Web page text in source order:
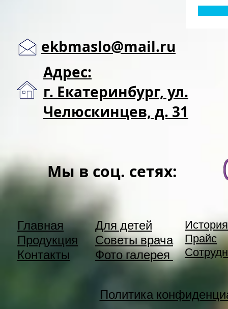
ekbmaslo@mail.ru
Адрес:
г. Екатеринбург, ул.
Челюскинцев, д. 31
Мы в соц. сетях:
Главная
Продукция
Контакты
Для детей
Советы врача
Фото галерея
История
Прайс
Политика